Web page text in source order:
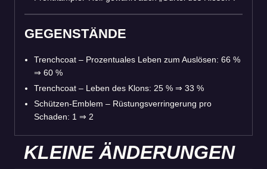
GEGENSTÄNDE
Trenchcoat – Prozentuales Leben zum Auslösen: 66 %
⇒ 60 %
Trenchcoat – Leben des Klons: 25 % ⇒ 33 %
Schützen-Emblem – Rüstungsverringerung pro
Schaden: 1 ⇒ 2
KLEINE ÄNDERUNGEN